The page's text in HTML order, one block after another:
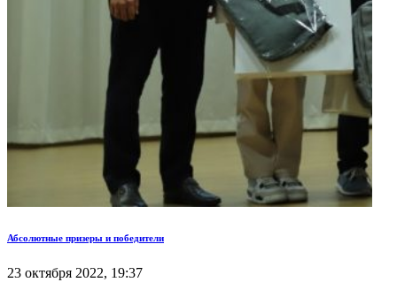
Абсолютные призеры и победители
23 октября 2022, 19:37